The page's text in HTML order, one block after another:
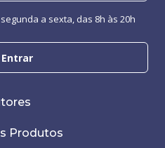
Entrar
a sexta, das 8h às 20h
Produtos